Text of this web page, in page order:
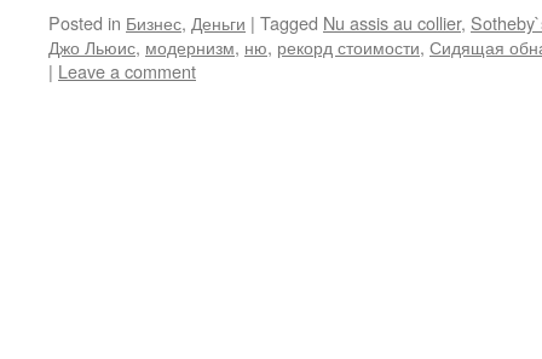
Posted in Бизнес, Деньги | Tagged Nu assis au collier,
Джо Льюис, модернизм, ню, рекорд стоимости, Сидящая
| Leave a comment